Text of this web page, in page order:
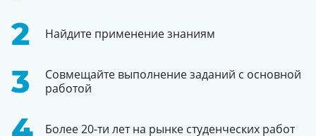
Найдите применение знаниям
Совмещайте выполнение заданий с основной
работой
Более 20-ти лет на рынке студенческих работ